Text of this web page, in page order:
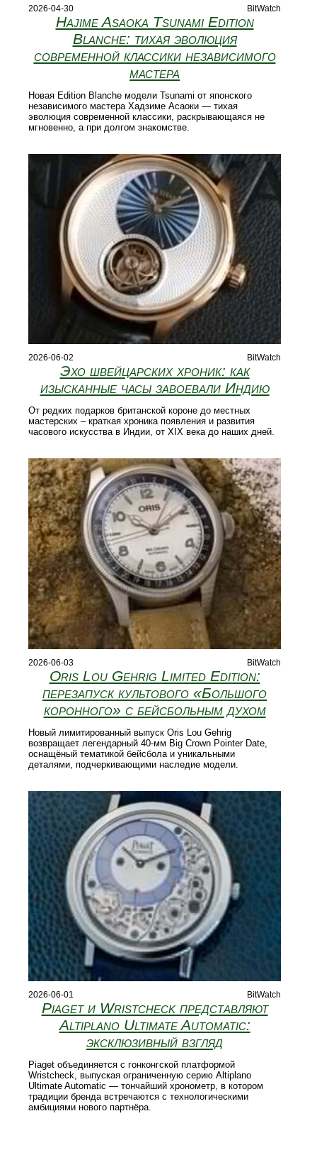
2026-04-30 BitWatch
Hajime Asaoka Tsunami Edition
Blanche: тихая эволюция
современной классики независимого
мастера
Новая Edition Blanche модели Tsunami от японского
независимого мастера Хадзиме Асаоки — тихая
эволюция современной классики, раскрывающаяся не
мгновенно, а при долгом знакомстве.
2026-06-02 BitWatch
Эхо швейцарских хроник: как
изысканные часы завоевали Индию
От редких подарков британской короне до местных
мастерских – краткая хроника появления и развития
часового искусства в Индии, от XIX века до наших дней.
2026-06-03 BitWatch
Oris Lou Gehrig Limited Edition:
перезапуск культового «Большого
коронного» с бейсбольным духом
Новый лимитированный выпуск Oris Lou Gehrig
возвращает легендарный 40‑мм Big Crown Pointer Date,
оснащёный тематикой бейсбола и уникальными
деталями, подчеркивающими наследие модели.
2026-06-01 BitWatch
Piaget и Wristcheck представляют
Altiplano Ultimate Automatic:
эксклюзивный взгляд
Piaget объединяется с гонконгской платформой
Wristcheck, выпуская ограниченную серию Altiplano
Ultimate Automatic — тончайший хронометр, в котором
традиции бренда встречаются с технологическими
амбициями нового партнёра.